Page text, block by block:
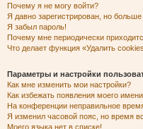
Почему я не могу войти?
Я давно зарегистрирован, но больше
Я забыл пароль!
Почему мне периодически
Что делает функция «Удалить
Параметры и настройки
Как мне изменить мои настройки?
Как избежать появления моего
На конференции неправильное
Я изменил часовой пояс, но время
Моего языка нет в списке!